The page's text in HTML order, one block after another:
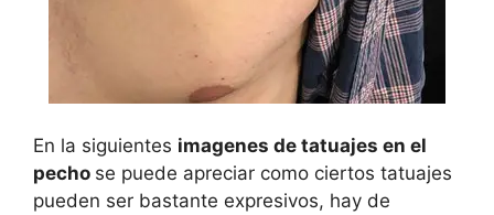
En la siguientes imagenes de tatuajes en el
pecho se puede apreciar como ciertos tatuajes
pueden ser bastante expresivos, hay de